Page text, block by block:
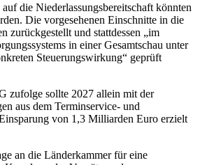
die Niederlassungsbereitschaft könnten
Die vorgesehenen Einschnitte in die
zurückgestellt und stattdessen „im
in einer Gesamtschau unter
Steuerungswirkung“ geprüft
zufolge sollte 2027 allein mit der
aus dem Termin­service- und
von 1,3 Milliarden Euro erzielt
an die Länderkammer für eine